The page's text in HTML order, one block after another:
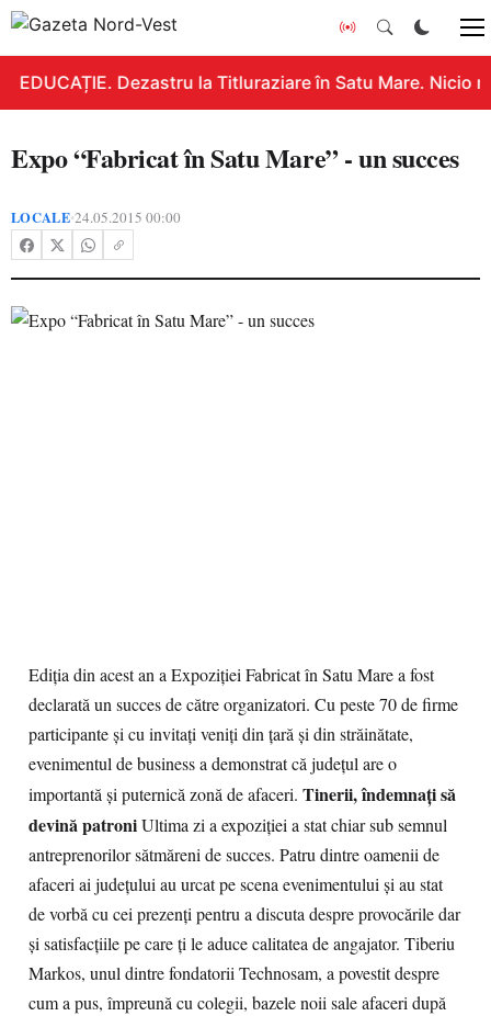
EDUCAȚIE. Dezastru la Titluraziare în Satu Mare. Nicio
Expo “Fabricat în Satu Mare” - un succes
LOCALE•24.05.2015 00:00
Ediția din acest an a Expoziției Fabricat în Satu Mare a fost
declarată un succes de către organizatori. Cu peste 70 de firme
participante și cu invitați veniți din țară și din străinătate,
evenimentul de business a demonstrat că județul are o
importantă și puternică zonă de afaceri. Tinerii, îndemnaţi să
devină patroniUltima zi a expoziției a stat chiar sub semnul
antreprenorilor sătmăreni de succes. Patru dintre oamenii de
afaceri ai județului au urcat pe scena evenimentului și au stat
de vorbă cu cei prezenți pentru a discuta despre provocările dar
și satisfacțiile pe care ți le aduce calitatea de angajator. Tiberiu
Markos, unul dintre fondatorii Technosam, a povestit despre
cum a pus, împreună cu colegii, bazele noii sale afaceri după